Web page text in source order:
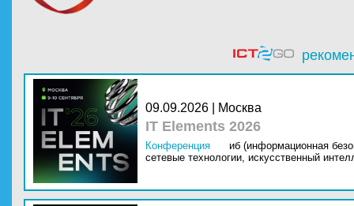
09.09.2026 | Москва
IT Elements 2026
Конференция
иб (информационная
сетевые технологии, искусственный